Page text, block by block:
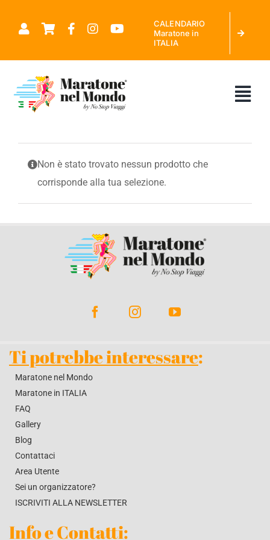
CALENDARIO
Maratone in
ITALIA
CHI SIAMO
MARATONE NEL MONDO
CALENDARIO MARATONE IN ITALIA
RICHIEDI PREVENTIVO
Non è stato trovato nessun prodotto che
corrisponde alla tua selezione.
Ti potrebbe interessare:
Maratone nel Mondo
Maratone in ITALIA
FAQ
Gallery
Blog
Contattaci
Area Utente
Sei un organizzatore?
ISCRIVITI ALLA NEWSLETTER
Info e Contatti: